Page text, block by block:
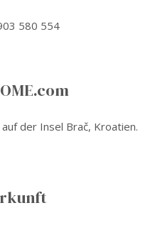
580 554
der Insel Brač, Kroatien.